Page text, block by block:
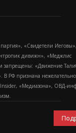
«Свидетели
дивижн», «Меджлис
и запрещены: «Движение
В РФ признана
«Медиазона», ОВД-